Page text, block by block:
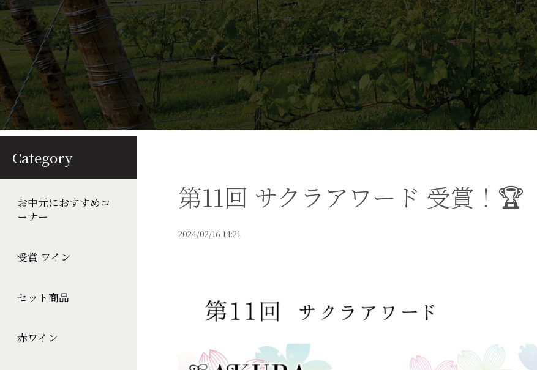
Category
お中元におすすめコ
ーナー
受賞 ワイン
セット商品
赤ワイン
第11回 サクラアワード 受賞！🏆
2024/02/16 14:21